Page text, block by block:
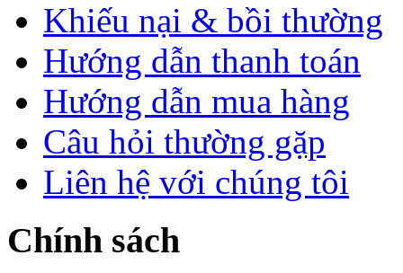
Khiếu nại & bồi thường
Hướng dẫn thanh toán
Hướng dẫn mua hàng
Câu hỏi thường gặp
Liên hệ với chúng tôi
Chính sách